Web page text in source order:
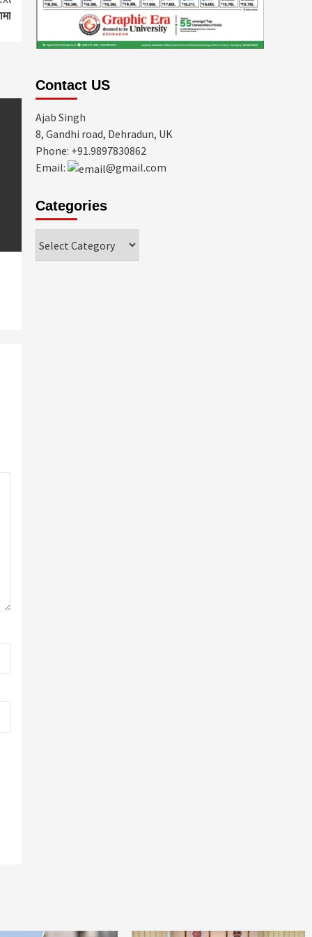
Contact US
Ajab Singh
8, Gandhi road, Dehradun, UK
Phone: +91.9897830862
Email:
@gmail.com
Categories